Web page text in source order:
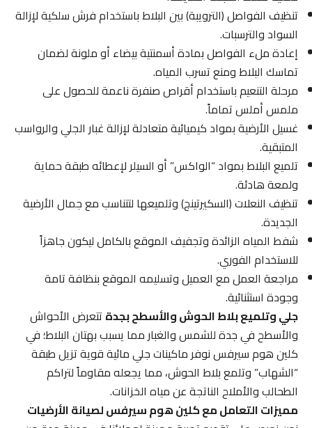
تنظيف الفواصل (الترويبة) بين البلاط باستخدام فرش سلكية لإزالة
السواد والترسبات.
إعادة ملء الفواصل بمادة أسمنتية بيضاء أو ملونة لضمان
تماسك البلاط ومنع تسرب المياه.
مرحلة التنعيم باستخدام أقراص صنفرة ناعمة للحصول على
ملمس أملس تماماً.
غسيل الأرضية بمواد كيميائية متعادلة لإزالة غبار الجلي والرواسب
المتبقية.
تلميع البلاط بمواد “الواكس” أو السيلر لإعطائه طبقة حماية
ولمعة هادئة.
تنظيف النعلات (السكيرتينج) وتلميعها لتتناسب مع جمال الأرضية
الجديدة.
شفط المياه الزائدة وتجفيف الموقع بالكامل ليكون جاهزاً
للاستخدام الفوري.
مراجعة العمل مع العميل وتسليمه الموقع بنظافة تامة
وجودة استثنائية.
جلي وتلميع بلاط الحوش والأسطح بجدةتتعرض الأحواش
والأسطح في جدة للشمس والغبار مما يسبب بهتان البلاط؛ في
كلين هوم سيرفس نوفر ماكينات جلي مائية قوية تزيل طبقة
“الشهاب” وتلمع بلاط الحوش، مما يجعله مقاوماً لتراكم
الطحالب والأملاح الناتجة عن مياه الخزانات.
مميزات التعامل مع كلين هوم سيرفس لصيانة الأرضيات